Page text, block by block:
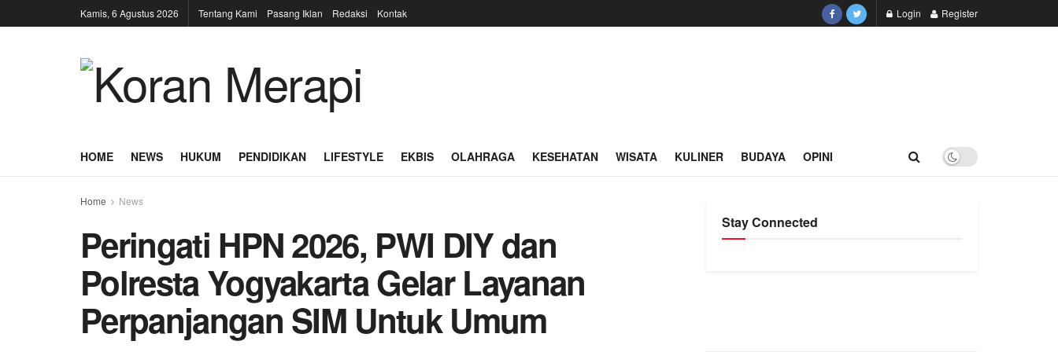
Kamis, 6 Agustus 2026 Tentang Kami Pasang Iklan Redaksi Kontak Login Register
HOME NEWS HUKUM PENDIDIKAN LIFESTYLE EKBIS OLAHRAGA KESEHATAN WISATA KULINER BUDAYA OPINI
Home News
Peringati HPN 2026, PWI DIY dan
Polresta Yogyakarta Gelar Layanan
Perpanjangan SIM Untuk Umum
Stay Connected